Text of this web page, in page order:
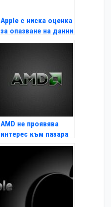
Apple с ниска оценка
за опазване на данни
AMD не проявява
интерес към пазара
за смартфони